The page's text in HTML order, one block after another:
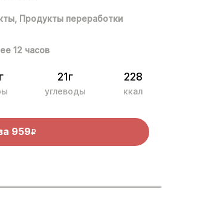
Продукты переработки
12 часов
21г
углеводы
228
ккал
959R